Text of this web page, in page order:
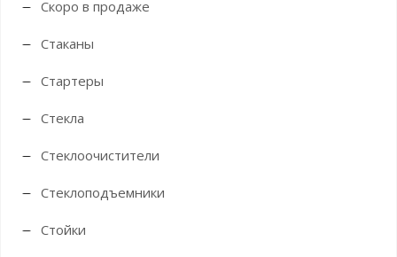
Скоро в продаже
Стаканы
Стартеры
Стекла
Стеклоочистители
Стеклоподъемники
Стойки